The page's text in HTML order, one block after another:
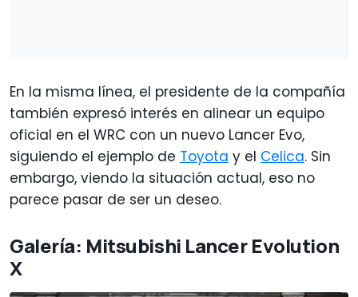
En la misma línea, el presidente de la compañía
también expresó interés en alinear un equipo
oficial en el WRC con un nuevo Lancer Evo,
siguiendo el ejemplo de Toyota y el Celica. Sin
embargo, viendo la situación actual, eso no
parece pasar de ser un deseo.
Galería: Mitsubishi Lancer Evolution
X